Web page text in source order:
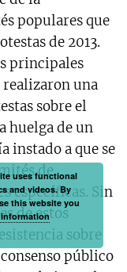
populares que
de 2013.
principales
una
sobre el
huelga de un
instado a que se
de
específicas. Sin
de estos
sobre
público
uses functional
and videos. By
this website you